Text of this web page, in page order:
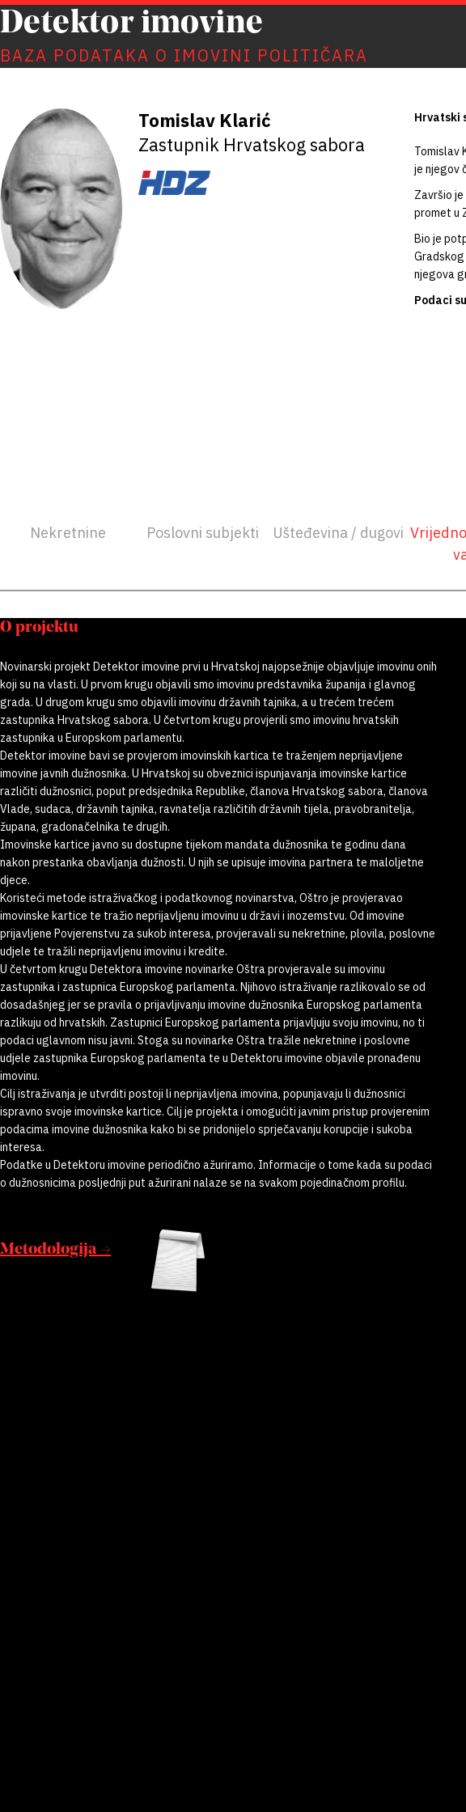
Detektor imovine
BAZA PODATAKA O IMOVINI POLITIČARA
Tomislav Klarić
Zastupnik Hrvatskog sabora
Hrvatski
Tomislav
je njegov
Završio je
promet u
Bio je
Gradskog
njegova
Podaci
Nekretnine Poslovni subjekti Ušteđevina / dugovi
O projektu
Novinarski projekt Detektor imovine prvi u Hrvatskoj najopsežnije objavljuje imovinu onih
koji su na vlasti. U prvom krugu objavili smo imovinu predstavnika županija i glavnog
grada. U drugom krugu smo objavili imovinu državnih tajnika, a u trećem trećem
zastupnika Hrvatskog sabora. U četvrtom krugu provjerili smo imovinu hrvatskih
zastupnika u Europskom parlamentu.
Detektor imovine bavi se provjerom imovinskih kartica te traženjem neprijavljene
imovine javnih dužnosnika. U Hrvatskoj su obveznici ispunjavanja imovinske kartice
različiti dužnosnici, poput predsjednika Republike, članova Hrvatskog sabora, članova
Vlade, sudaca, državnih tajnika, ravnatelja različitih državnih tijela, pravobranitelja,
župana, gradonačelnika te drugih.
Imovinske kartice javno su dostupne tijekom mandata dužnosnika te godinu dana
nakon prestanka obavljanja dužnosti. U njih se upisuje imovina partnera te maloljetne
djece.
Koristeći metode istraživačkog i podatkovnog novinarstva, Oštro je provjeravao
imovinske kartice te tražio neprijavljenu imovinu u državi i inozemstvu. Od imovine
prijavljene Povjerenstvu za sukob interesa, provjeravali su nekretnine, plovila, poslovne
udjele te tražili neprijavljenu imovinu i kredite.
U četvrtom krugu Detektora imovine novinarke Oštra provjeravale su imovinu
zastupnika i zastupnica Europskog parlamenta. Njihovo istraživanje razlikovalo se od
dosadašnjeg jer se pravila o prijavljivanju imovine dužnosnika Europskog parlamenta
razlikuju od hrvatskih. Zastupnici Europskog parlamenta prijavljuju svoju imovinu, no ti
podaci uglavnom nisu javni. Stoga su novinarke Oštra tražile nekretnine i poslovne
udjele zastupnika Europskog parlamenta te u Detektoru imovine objavile pronađenu
imovinu.
Cilj istraživanja je utvrditi postoji li neprijavljena imovina, popunjavaju li dužnosnici
ispravno svoje imovinske kartice. Cilj je projekta i omogućiti javnim pristup provjerenim
podacima imovine dužnosnika kako bi se pridonijelo sprječavanju korupcije i sukoba
interesa.
Podatke u Detektoru imovine periodično ažuriramo. Informacije o tome kada su podaci
o dužnosnicima posljednji put ažurirani nalaze se na svakom pojedinačnom profilu.
Metodologija →